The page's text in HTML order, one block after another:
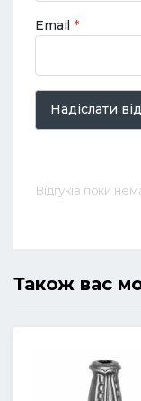
Email*
Надіслати
Відгуків поки
Також вас